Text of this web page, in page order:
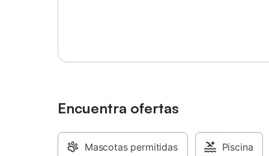
jardín o
Encuentra ofertas
Mascotas permitidas Piscina